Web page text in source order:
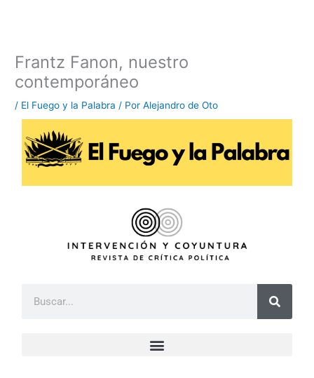
Frantz Fanon, nuestro
contemporáneo
/ El Fuego y la Palabra / PorAlejandro de Oto